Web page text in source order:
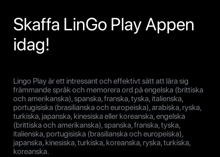
Skaffa LinGo Play Appen
idag!
Lingo Play är ett intressant och effektivt sätt att lära sig
främmande språk och memorera ord på engelska (brittiska
och amerikanska), spanska, franska, tyska, italienska,
portugisiska (brasilianska och europeiska), arabiska, ryska,
turkiska, japanska, kinesiska eller koreanska, engelska
(brittiska och amerikanska), spanska, franska, tyska,
italienska, portugisiska (brasilianska och europeiska),
japanska, kinesiska, turkiska, koreanska, ryska, turkiska,
koreanska.